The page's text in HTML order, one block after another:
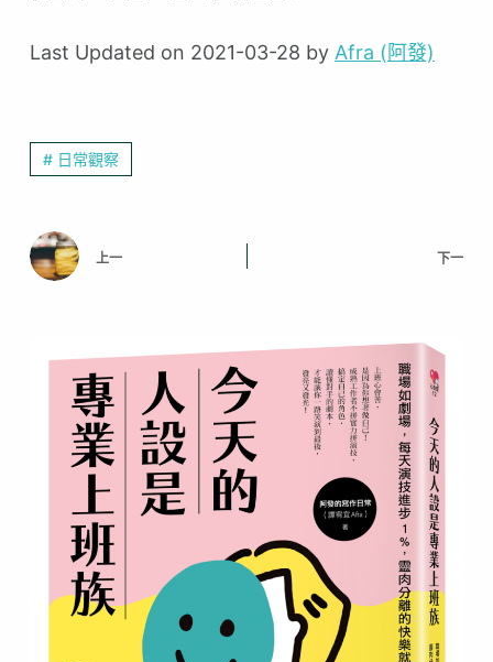
Last Updated on 2021-03-28 by Afra (阿發)
# 日常觀察
上一 下一